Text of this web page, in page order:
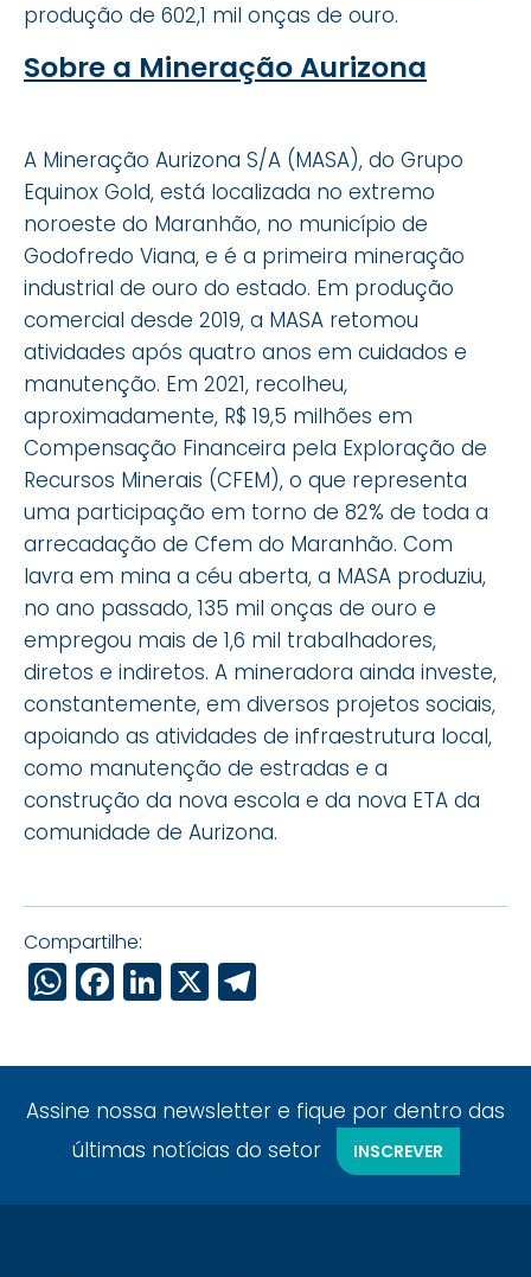
produção de 602,1 mil onças de ouro.
Sobre a Mineração Aurizona
A Mineração Aurizona S/A (MASA), do Grupo
Equinox Gold, está localizada no extremo
noroeste do Maranhão, no município de
Godofredo Viana, e é a primeira mineração
industrial de ouro do estado. Em produção
comercial desde 2019, a MASA retomou
atividades após quatro anos em cuidados e
manutenção. Em 2021, recolheu,
aproximadamente, R$ 19,5 milhões em
Compensação Financeira pela Exploração de
Recursos Minerais (CFEM), o que representa
uma participação em torno de 82% de toda a
arrecadação de Cfem do Maranhão. Com
lavra em mina a céu aberta, a MASA produziu,
no ano passado, 135 mil onças de ouro e
empregou mais de 1,6 mil trabalhadores,
diretos e indiretos. A mineradora ainda investe,
constantemente, em diversos projetos sociais,
apoiando as atividades de infraestrutura local,
como manutenção de estradas e a
construção da nova escola e da nova ETA da
comunidade de Aurizona.
Compartilhe:
WhatsApp
Facebook
LinkedIn
X
Assine nossa newsletter e fique por dentro das
últimas notícias do setor
INSCREVER